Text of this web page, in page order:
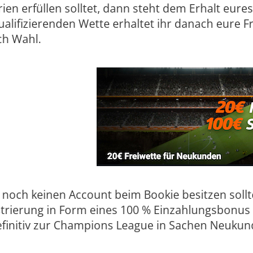
erfüllen solltet, dann steht dem Erhalt
Wette erhaltet ihr danach eure
Wahl.
noch keinen Account beim Bookie besitzen
in Form eines 100 %
zur Champions League in Sachen